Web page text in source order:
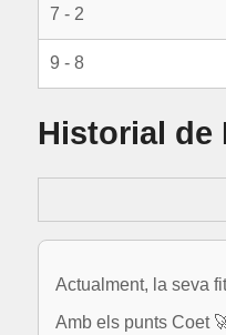
7 - 2
9 - 8
Historial de
Actualment, la seva
Amb els punts Coet